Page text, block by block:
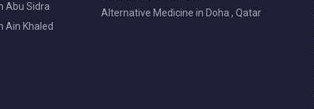
Abu Sidra
Ain Khaled
Alternative Medicine in Doha , Qatar